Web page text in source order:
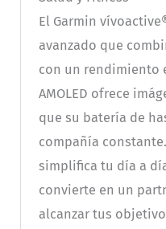
El Garmin
avanzado que
con un rendimiento
AMOLED ofrece
que su batería de
compañía
simplifica tu día a
convierte en un
alcanzar tus